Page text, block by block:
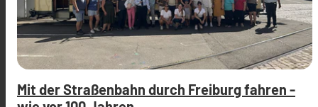
Mit der Straßenbahn durch Freiburg fahren -